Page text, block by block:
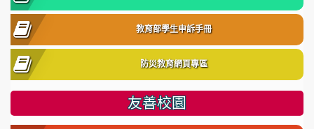
教育部學生申訴手冊
防災教育網頁專區
友善校園